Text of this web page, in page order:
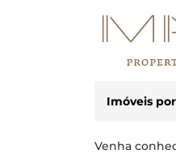
Imóveis
Venha